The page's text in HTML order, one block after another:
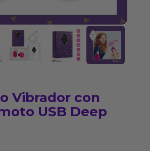
Vibrador con
USB Deep